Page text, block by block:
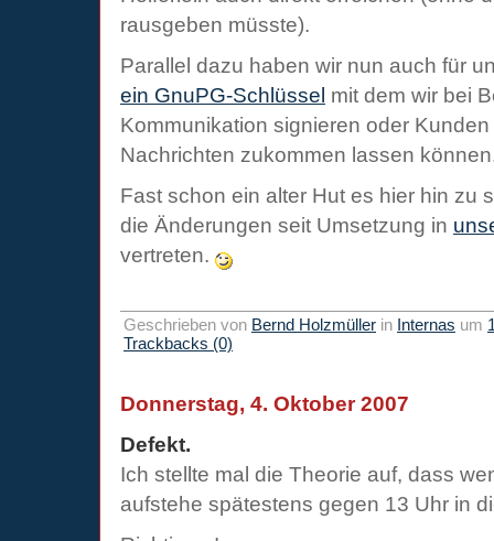
rausgeben müsste).
Parallel dazu haben wir nun auch für
ein GnuPG-Schlüssel mit dem wir bei
Kommunikation signieren oder
Nachrichten zukommen lassen
Fast schon ein alter Hut es hier hin zu
die Änderungen seit Umsetzung in
vertreten.
Geschrieben von Bernd Holzmüller in Internas um
Trackbacks (0)
Donnerstag, 4. Oktober 2007
Defekt.
Ich stellte mal die Theorie auf, dass
aufstehe spätestens gegen 13 Uhr in